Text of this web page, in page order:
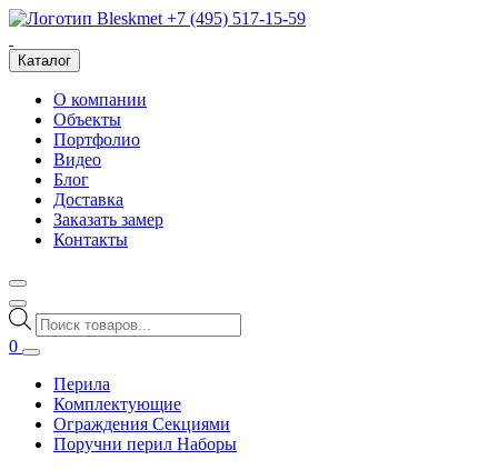
+7 (495) 517-15-59
Каталог
О компании
Объекты
Портфолио
Видео
Блог
Доставка
Заказать замер
Контакты
Поиск
товаров
0
Перила
Комплектующие
Ограждения Секциями
Поручни перил Наборы